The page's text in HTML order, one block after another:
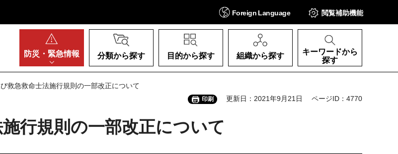
Foreign Language 閲覧補助機能
防災・ 緊急情報 分類から探す 目的から探す 組織から探す
キーワードから
探す
救急救命士法施行規則の一部改正について
印刷 更新日：2021年9月21日 ページID：4770
行規則の一部改正について